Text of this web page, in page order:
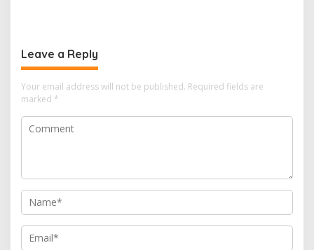
Leave a Reply
Your email address will not be published. Required fields are
marked *